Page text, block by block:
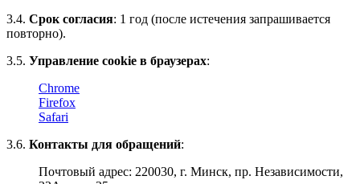
3.4. Срок согласия: 1 год (после истечения запрашивается
повторно).
3.5. Управление cookie в браузерах:
Chrome
Firefox
Safari
3.6. Контакты для обращений:
Почтовый адрес: 220030, г. Минск, пр. Независимости,